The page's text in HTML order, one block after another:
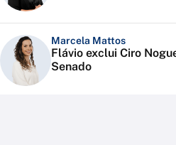
Marcela Mattos
Flávio exclui Ciro
Senado